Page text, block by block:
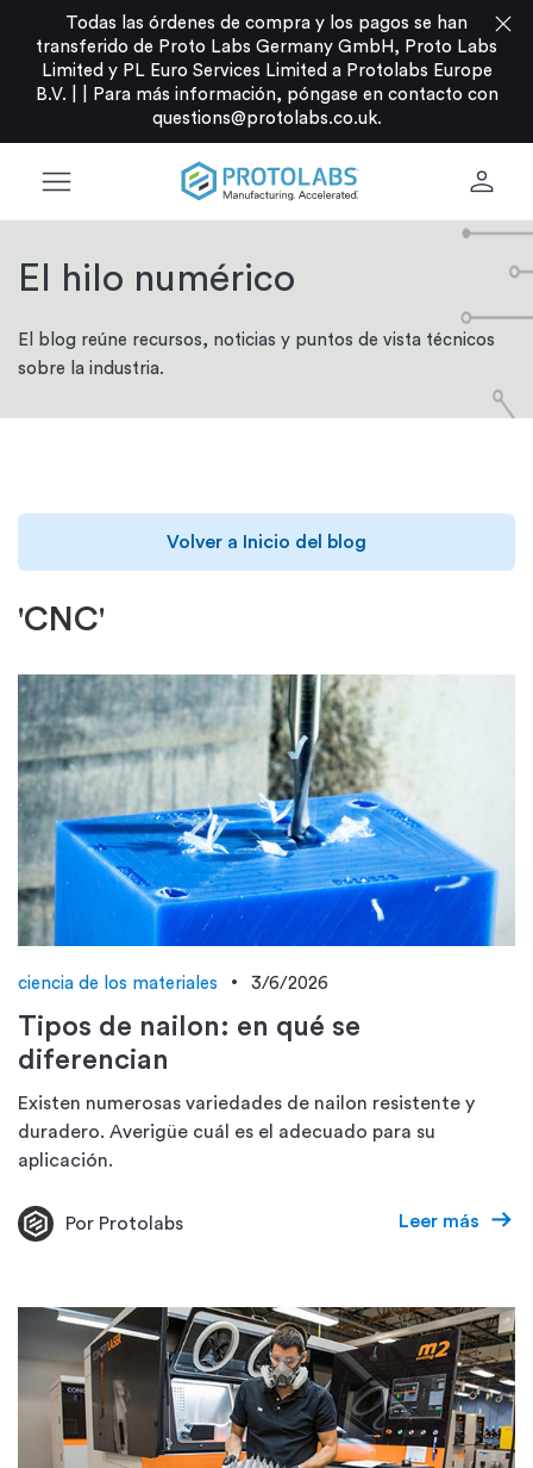
Todas las órdenes de compra y los pagos se han
transferido de Proto Labs Germany GmbH, Proto Labs
Limited y PL Euro Services Limited a Protolabs Europe
B.V. |
Para más información, póngase en contacto con
questions@protolabs.co.uk.
close
menu person
El hilo numérico
El blog reúne recursos, noticias y puntos de vista técnicos
sobre la industria.
'CNC'
Volver a Inicio del blog
ciencia de los materiales 3/6/2026
Tipos de nailon: en qué se
diferencian
Existen numerosas variedades de nailon resistente y
duradero. Averigüe cuál es el adecuado para su
aplicación.
Por Protolabs Leer más